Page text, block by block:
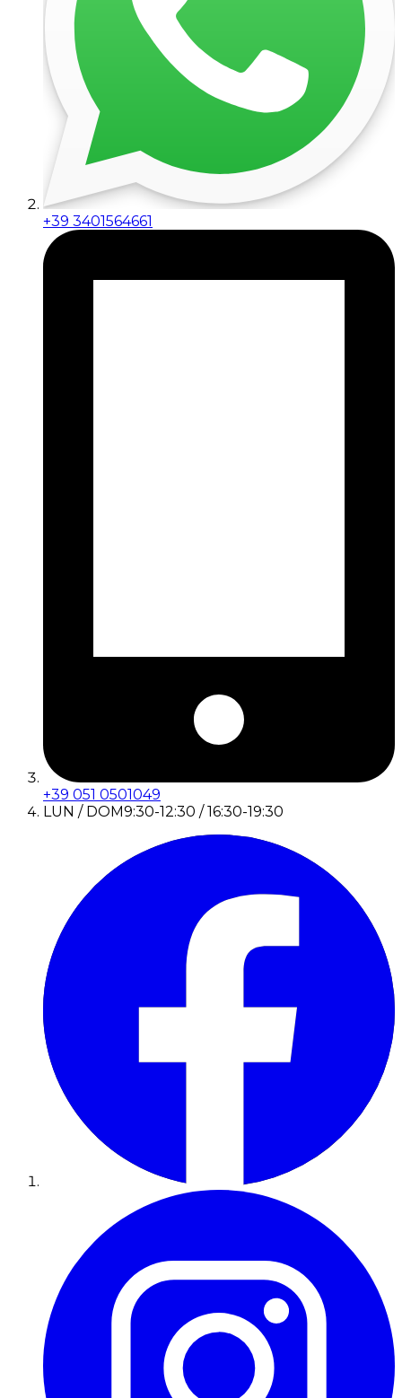
+39 3401564661
+39 051 0501049
LUN / DOM9:30-12:30 / 16:30-19:30